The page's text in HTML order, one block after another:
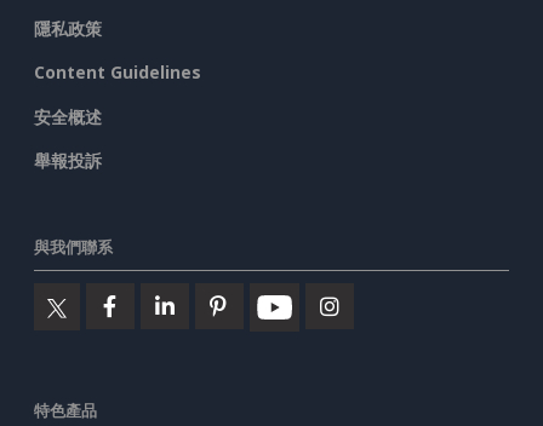
隱私政策
Content Guidelines
安全概述
舉報投訴
與我們聯系
特色產品